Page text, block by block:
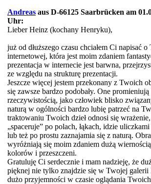
Andreas aus D-66125 Saarbrücken am
Uhr:
Lieber Heinz (kochany Henryku),
już od dłuższego czasu chciałem Ci napisać
internetowej, która jest moim zdaniem
prezentacja w internecie jest barwna,
ze względu na strukturę prezentacji.
Jeszcze więcej jestem przekonany z Twoich
się zawsze bardzo podobały. One
rzeczywistością, jako człowiek blisko
naturą w ogólności bardzo lubię patrzeć na
traktowaniu Twoich dzieł odnosi się
„spaceruje” po polach, łąkach, idzie
lub też po prostu zaznajamia się z naturą.
wyróżniają się moim zdaniem dużą
kolorów i przeszczeni.
Gratuluję Ci serdecznie i mam nadzieję, że
pięknej nie tylko znajdzie się w Twojej galerii
dużo przyjemności w czasie oglądania Twoich